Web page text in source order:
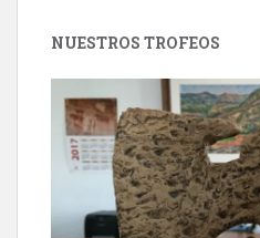
NUESTROS TROFEOS